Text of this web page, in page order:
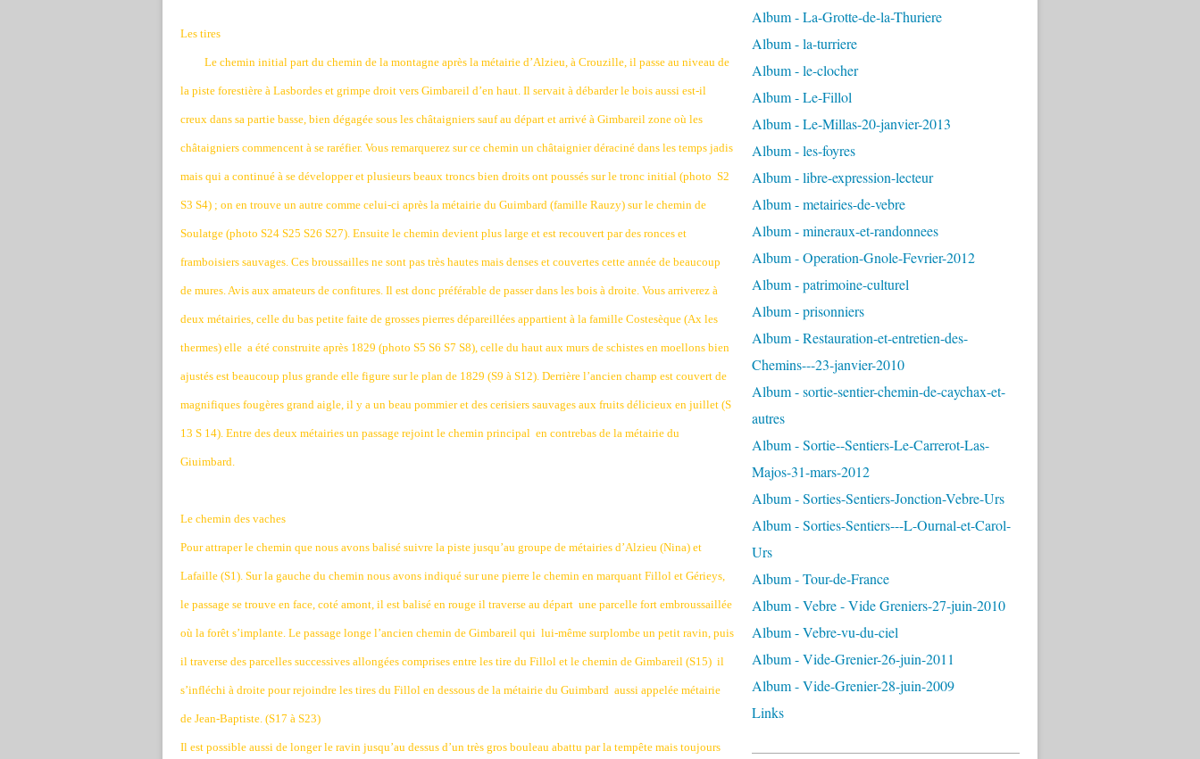
Les tires
Le chemin initial part du chemin de la montagne après la métairie d’Alzieu, à Crouzille, il passe au niveau de
la piste forestière à Lasbordes et grimpe droit vers Gimbareil d’en haut. Il servait à débarder le bois aussi est-il
creux dans sa partie basse, bien dégagée sous les châtaigniers sauf au départ et arrivé à Gimbareil zone où les
châtaigniers commencent à se raréfier. Vous remarquerez sur ce chemin un châtaignier déraciné dans les temps jadis
mais qui a continué à se développer et plusieurs beaux troncs bien droits ont poussés sur le tronc initial (photo S2
S3 S4) ; on en trouve un autre comme celui-ci après la métairie du Guimbard (famille Rauzy) sur le chemin de
Soulatge (photo S24 S25 S26 S27). Ensuite le chemin devient plus large et est recouvert par des ronces et
framboisiers sauvages. Ces broussailles ne sont pas très hautes mais denses et couvertes cette année de beaucoup
de mures. Avis aux amateurs de confitures. Il est donc préférable de passer dans les bois à droite. Vous arriverez à
deux métairies, celle du bas petite faite de grosses pierres dépareillées appartient à la famille Costesèque (Ax les
thermes) elle a été construite après 1829 (photo S5 S6 S7 S8), celle du haut aux murs de schistes en moellons bien
ajustés est beaucoup plus grande elle figure sur le plan de 1829 (S9 à S12). Derrière l’ancien champ est couvert de
magnifiques fougères grand aigle, il y a un beau pommier et des cerisiers sauvages aux fruits délicieux en juillet (S
13 S 14). Entre des deux métairies un passage rejoint le chemin principal en contrebas de la métairie du
Giuimbard.
Le chemin des vaches
Pour attraper le chemin que nous avons balisé suivre la piste jusqu’au groupe de métairies d’Alzieu (Nina) et
Lafaille (S1). Sur la gauche du chemin nous avons indiqué sur une pierre le chemin en marquant Fillol et Gérieys,
le passage se trouve en face, coté amont, il est balisé en rouge il traverse au départ une parcelle fort embroussaillée
où la forêt s’implante. Le passage longe l’ancien chemin de Gimbareil qui lui-même surplombe un petit ravin, puis
il traverse des parcelles successives allongées comprises entre les tire du Fillol et le chemin de Gimbareil (S15) il
s’infléchi à droite pour rejoindre les tires du Fillol en dessous de la métairie du Guimbard aussi appelée métairie
de Jean-Baptiste. (S17 à S23)
Il est possible aussi de longer le ravin jusqu’au dessus d’un très gros bouleau abattu par la tempête mais toujours
Album - La-Grotte-de-la-Thuriere
Album - la-turriere
Album - le-clocher
Album - Le-Fillol
Album - Le-Millas-20-janvier-2013
Album - les-foyres
Album - libre-expression-lecteur
Album - metairies-de-vebre
Album - mineraux-et-randonnees
Album - Operation-Gnole-Fevrier-2012
Album - patrimoine-culturel
Album - prisonniers
Album - Restauration-et-entretien-des-
Chemins---23-janvier-2010
Album - sortie-sentier-chemin-de-caychax-et-
autres
Album - Sortie--Sentiers-Le-Carrerot-Las-
Majos-31-mars-2012
Album - Sorties-Sentiers-Jonction-Vebre-Urs
Album - Sorties-Sentiers---L-Ournal-et-Carol-
Urs
Album - Tour-de-France
Album - Vebre - Vide Greniers-27-juin-2010
Album - Vebre-vu-du-ciel
Album - Vide-Grenier-26-juin-2011
Album - Vide-Grenier-28-juin-2009
Links